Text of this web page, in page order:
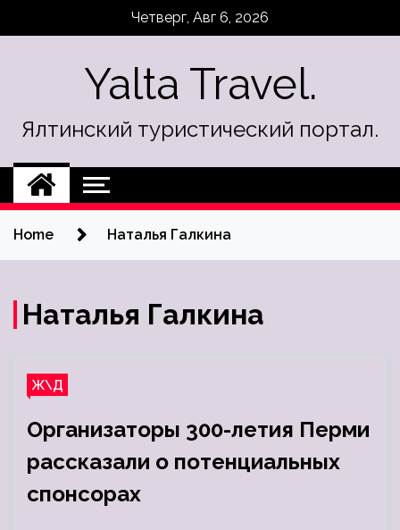
Четверг, Авг 6, 2026
Yalta Travel.
Ялтинский туристический портал.
Home Наталья Галкина
Наталья Галкина
Ж\Д
Организаторы 300-летия Перми
рассказали о потенциальных
спонсорах